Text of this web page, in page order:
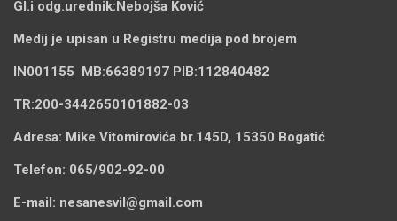
Gl.i odg.urednik:Nebojša Ković
Medij je upisan u Registru medija pod brojem
IN001155 MB:66389197 PIB:112840482
TR:200-3442650101882-03
Adresa: Mike Vitomirovića br.145D, 15350 Bogatić
Telefon: 065/902-92-00
E-mail: nesanesvil@gmail.com